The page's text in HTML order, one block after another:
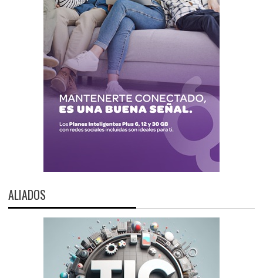
ALIADOS